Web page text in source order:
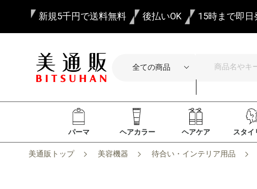
新規5千円で送料無料 後払いOK 15時まで即日
パーマ ヘアカラー ヘアケア スタイ
美通販トップ 美容機器 待合い・インテリア用品